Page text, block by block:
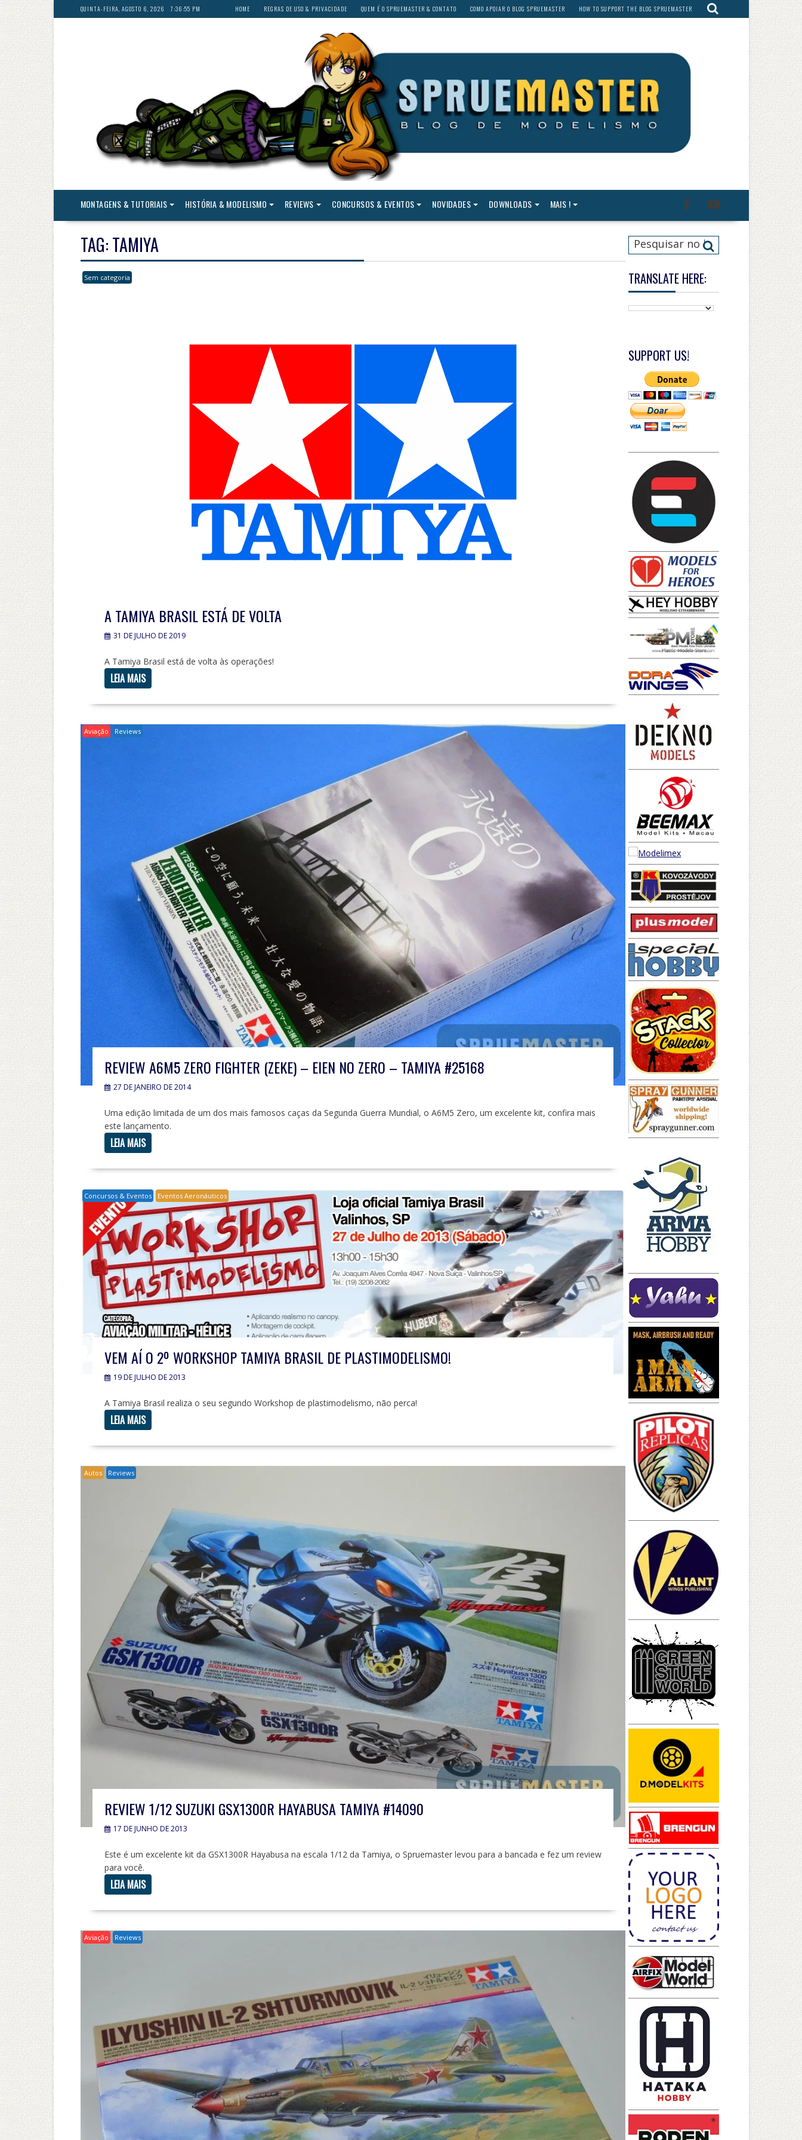
Skip
to
content
QUINTA-FEIRA, AGOSTO 6, 2026 7:36:58 PM HOME REGRAS DE USO & PRIVACIDADE QUEM É O SPRUEMASTER & CONTATO COMO APOIAR O BLOG SPRUEMASTER HOW TO SUPPORT THE BLOG SPRUEMASTER
MONTAGENS & TUTORIAIS HISTÓRIA & MODELISMO REVIEWS CONCURSOS & EVENTOS NOVIDADES DOWNLOADS MAIS !
TAG:TAMIYA
Sem categoria
A TAMIYA BRASIL ESTÁ DE VOLTA
31 DE JULHO DE 2019
A Tamiya Brasil está de volta às operações!
LEIA MAIS
Aviação Reviews
REVIEW A6M5 ZERO FIGHTER (ZEKE) – EIEN NO ZERO – TAMIYA #25168
27 DE JANEIRO DE 2014
Uma edição limitada de um dos mais famosos caças da Segunda Guerra Mundial, o A6M5 Zero, um excelente kit, confira mais
este lançamento.
LEIA MAIS
Concursos & Eventos Eventos Aeronáuticos
VEM AÍ O 2º WORKSHOP TAMIYA BRASIL DE PLASTIMODELISMO!
19 DE JULHO DE 2013
A Tamiya Brasil realiza o seu segundo Workshop de plastimodelismo, não perca!
LEIA MAIS
Autos Reviews
REVIEW 1/12 SUZUKI GSX1300R HAYABUSA TAMIYA #14090
17 DE JUNHO DE 2013
Este é um excelente kit da GSX1300R Hayabusa na escala 1/12 da Tamiya, o Spruemaster levou para a bancada e fez um review
para você.
LEIA MAIS
Aviação Reviews
TRANSLATE HERE:
SUPPORT US!